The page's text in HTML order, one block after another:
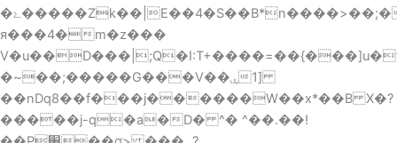
�ۓ�����Zk��|E��4�S��B*n����>��;�������Xj�w���1?
я���4�m�z���
�~��;�����G���V�ۑ�1]
��nDq8��f���j������W��x*��B X�?
�����j-q�a�D� ^� ^��.��!